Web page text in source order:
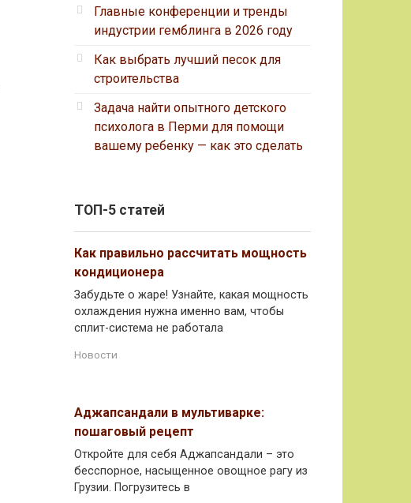
Главные конференции и тренды
индустрии гемблинга в 2026 году
Как выбрать лучший песок для
строительства
Задача найти опытного детского
психолога в Перми для помощи
вашему ребенку — как это сделать
ТОП-5 статей
Как правильно рассчитать мощность
кондиционера
Забудьте о жаре! Узнайте, какая мощность
охлаждения нужна именно вам, чтобы
сплит-система не работала
Новости
Аджапсандали в мультиварке:
пошаговый рецепт
Откройте для себя Аджапсандали – это
бесспорное, насыщенное овощное рагу из
Грузии. Погрузитесь в